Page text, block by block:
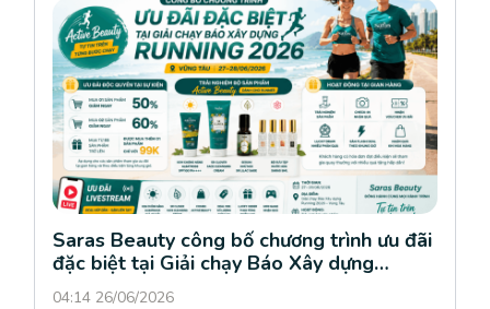
Saras Beauty công bố chương trình ưu đãi
đặc biệt tại Giải chạy Báo Xây dựng
Running 2026
04:14 26/06/2026